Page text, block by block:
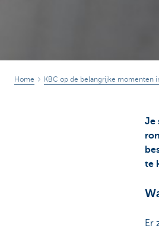
Home KBC op de belangrijke momenten
Je
te
Er